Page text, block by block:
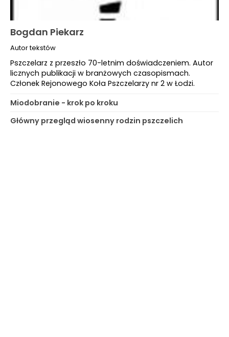
Bogdan Piekarz
Autor tekstów
Pszczelarz z przeszło 70-letnim doświadczeniem. Autor
licznych publikacji w branżowych czasopismach.
Członek Rejonowego Koła Pszczelarzy nr 2 w Łodzi.
Miodobranie - krok po kroku
Główny przegląd wiosenny rodzin pszczelich